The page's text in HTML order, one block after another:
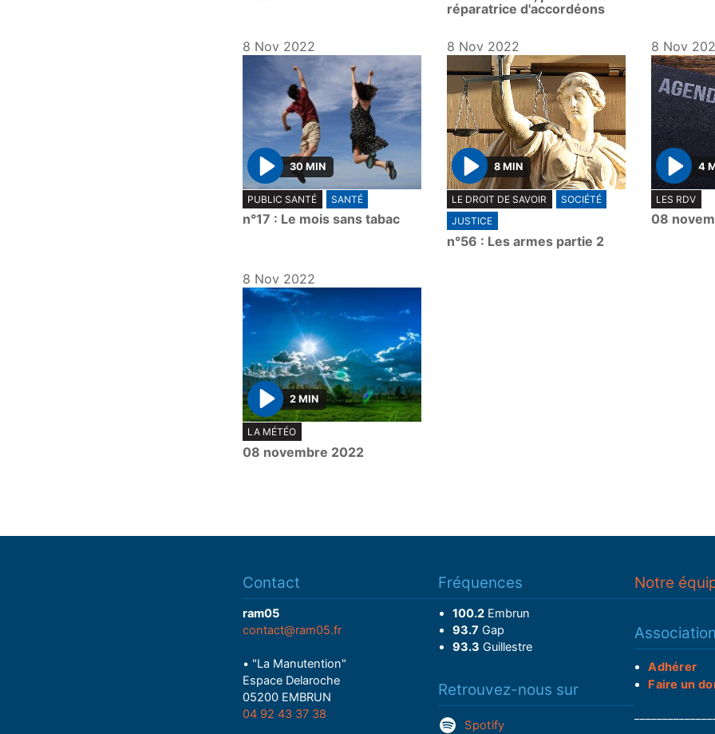
réparatrice d'accordéons
8 Nov 2022
P
l
a
30 MIN
PUBLIC SANTÉ SANTÉ
n°17 : Le mois sans tabac
8 Nov 2022
P
l
a
y
8 MIN
LE DROIT DE SAVOIR
SOCIÉTÉ
JUSTICE
n°56 : Les armes partie 2
8 Nov
P
l
a
4
LES RDV
08
8 Nov 2022
P
l
a
2 MIN
LA MÉTÉO
08 novembre 2022
Contact
ram05
contact@ram05.fr
• "La Manutention"
Espace Delaroche
05200 EMBRUN
04 92 43 37 38
Fréquences
100.2Embrun
93.7 Gap
93.3 Guillestre
Retrouvez-nous sur
Spotify
Notre
Association
Adhérer
Faire un